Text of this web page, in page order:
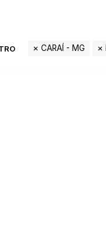
CARAÍ - MG